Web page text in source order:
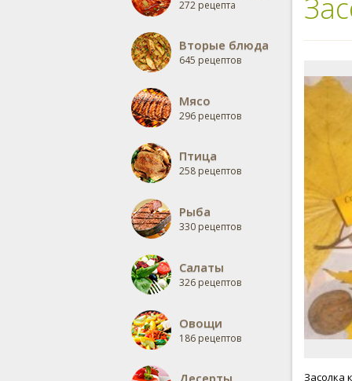
272 рецепта
Вторые блюда
645 рецептов
Мясо
296 рецептов
Птица
258 рецептов
Рыба
330 рецептов
Салаты
326 рецептов
Овощи
186 рецептов
Десерты
Засолка